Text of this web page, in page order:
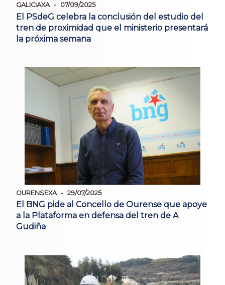
GALICIAXA 07/09/2025
El PSdeG celebra la conclusión del estudio del
tren de proximidad que el ministerio presentará
la próxima semana
OURENSEXA 29/07/2025
El BNG pide al Concello de Ourense que apoye
a la Plataforma en defensa del tren de A
Gudiña